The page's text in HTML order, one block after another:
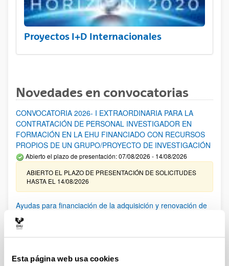
Esta página web usa cookies
Proyectos I+D Internacionales
Novedades en convocatorias
CONVOCATORIA 2026- I EXTRAORDINARIA PARA LA
CONTRATACIÓN DE PERSONAL INVESTIGADOR EN
FORMACIÓN EN LA EHU FINANCIADO CON RECURSOS
PROPIOS DE UN GRUPO/PROYECTO DE INVESTIGACIÓN
Abierto el plazo de presentación: 07/08/2026 - 14/08/2026
ABIERTO EL PLAZO DE PRESENTACIÓN DE SOLICITUDES
HASTA EL 14/08/2026
Ayudas para financiación de la adquisición y renovación de
infraestructura científica y fondos bibliográficos en la
UPV/EHU 2026
Trámite abierto
25/03/2026: Corrección de errores del listado provisional de
solicitudes admitidas y excluidas. 23/03/2026: Relación